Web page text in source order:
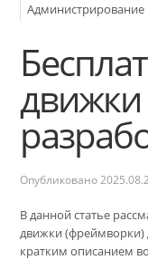
Администрирование
движки
Опубликовано
В данной статье
движки (фреймворки)
кратким описанием